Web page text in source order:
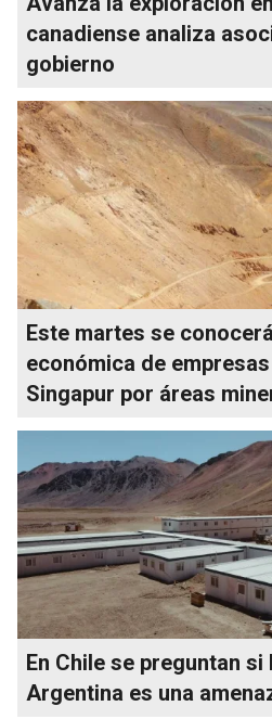
canadiense analiza
gobierno
Este martes se
económica de
Singapur por áreas
En Chile se preguntan
Argentina es una